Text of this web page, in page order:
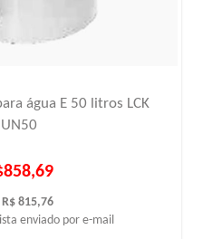
água E 50 litros LCK
UN50
R$ 815,76
enviado por e-mail